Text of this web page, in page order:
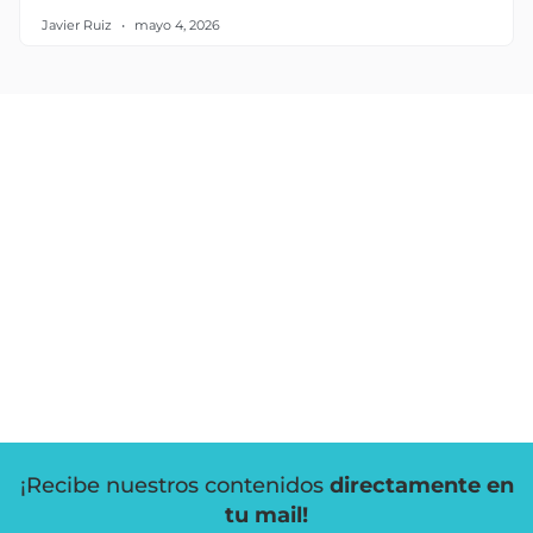
Javier Ruiz mayo 4, 2026
¡Recibe nuestros contenidos directamente en
tu mail!